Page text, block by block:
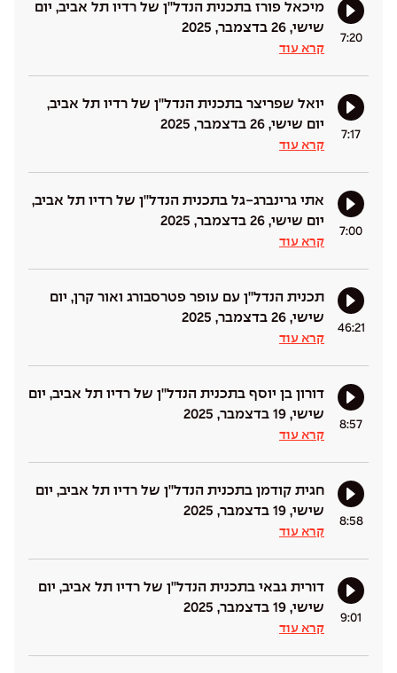
7:20
מיכאל פורז בתכנית הנדל''ן של רדיו תל אביב, יום
שישי, 26 בדצמבר, 2025
קרא עוד
7:17
יואל שפריצר בתכנית הנדל''ן של רדיו תל אביב,
יום שישי, 26 בדצמבר, 2025
קרא עוד
7:00
אתי גרינברג-גל בתכנית הנדל''ן של רדיו תל אביב,
יום שישי, 26 בדצמבר, 2025
קרא עוד
46:21
תכנית הנדל''ן עם עופר פטרסבורג ואור קרן, יום
שישי, 26 בדצמבר, 2025
קרא עוד
8:57
דורון בן יוסף בתכנית הנדל''ן של רדיו תל אביב, יום
שישי, 19 בדצמבר, 2025
קרא עוד
8:58
חגית קודמן בתכנית הנדל''ן של רדיו תל אביב, יום
שישי, 19 בדצמבר, 2025
קרא עוד
9:01
דורית גבאי בתכנית הנדל''ן של רדיו תל אביב, יום
שישי, 19 בדצמבר, 2025
קרא עוד